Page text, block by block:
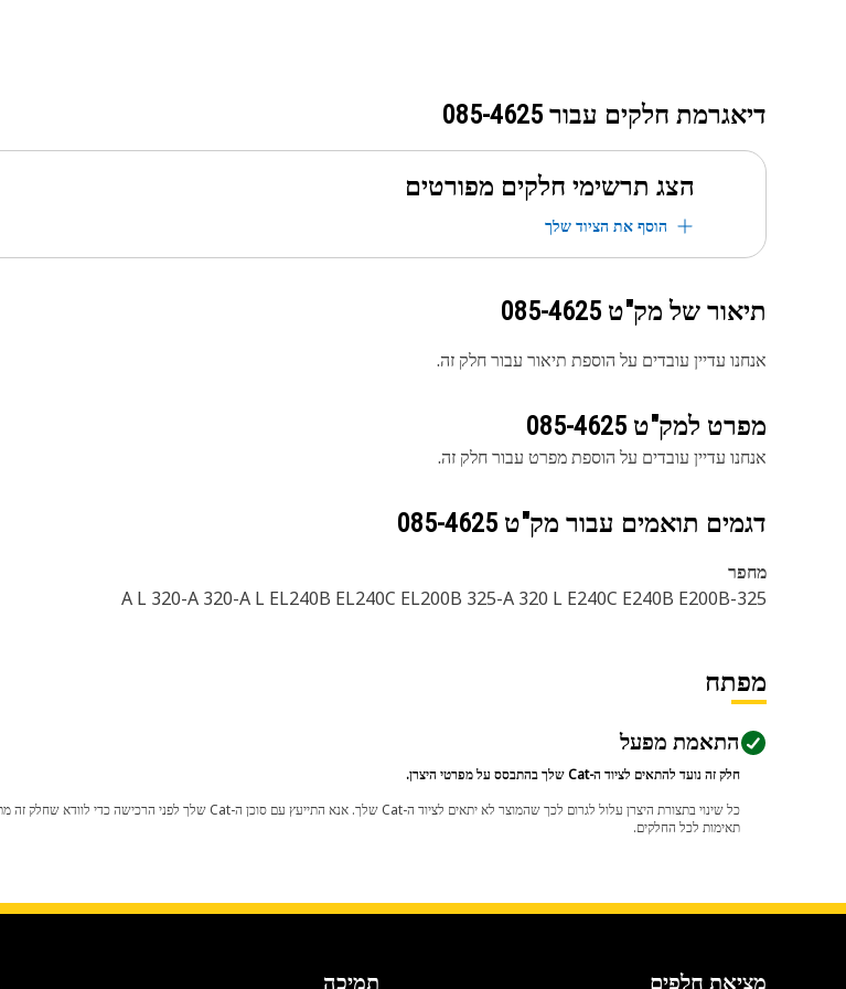
דיאגרמת חלקים עבור 085-4625
הצג תרשימי חלקים מפורטים
הוסף את הציוד שלך
תיאור של מק"ט 085-4625
אנחנו עדיין עובדים על הוספת תיאור עבור חלק זה.
מפרט למק"ט 085-4625
אנחנו עדיין עובדים על הוספת מפרט עבור חלק זה.
דגמים תואמים עבור מק"ט 085-4625
מחפר
325-A L 320-A 320-A L EL240B EL240C EL200B 325-A 320 L E240C E240B E200B
מפתח
התאמת מפעל
חלק זה נועד להתאים לציוד ה-Cat שלך בהתבסס על מפרטי היצרן.
תאימות לכל החלקים.
מציאת חלפים תמיכה